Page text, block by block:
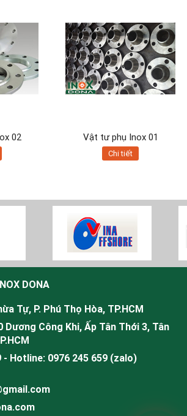
02 Vật tư phụ Inox 01
Chi tiết
DONA
Tự, P. Phú Thọ Hòa, TP.HCM
Dương Công Khi, Ấp Tân Thới 3, Tân
- Hotline: 0976 245 659 (zalo)